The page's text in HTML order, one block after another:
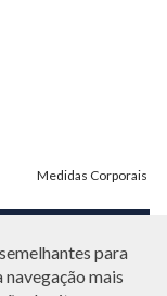
para
mais
Medidas Corporais